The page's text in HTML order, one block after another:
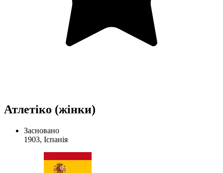
Атлетіко (жінки)
Засновано
1903, Іспанія